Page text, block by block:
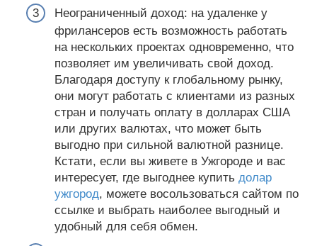
Неограниченный доход: на удаленке у
фрилансеров есть возможность работать
на нескольких проектах одновременно, что
позволяет им увеличивать свой доход.
Благодаря доступу к глобальному рынку,
они могут работать с клиентами из разных
стран и получать оплату в долларах США
или других валютах, что может быть
выгодно при сильной валютной разнице.
Кстати, если вы живете в Ужгороде и вас
интересует, где выгоднее купить долар
ужгород, можете восользоваться сайтом по
ссылке и выбрать наиболее выгодный и
удобный для себя обмен.